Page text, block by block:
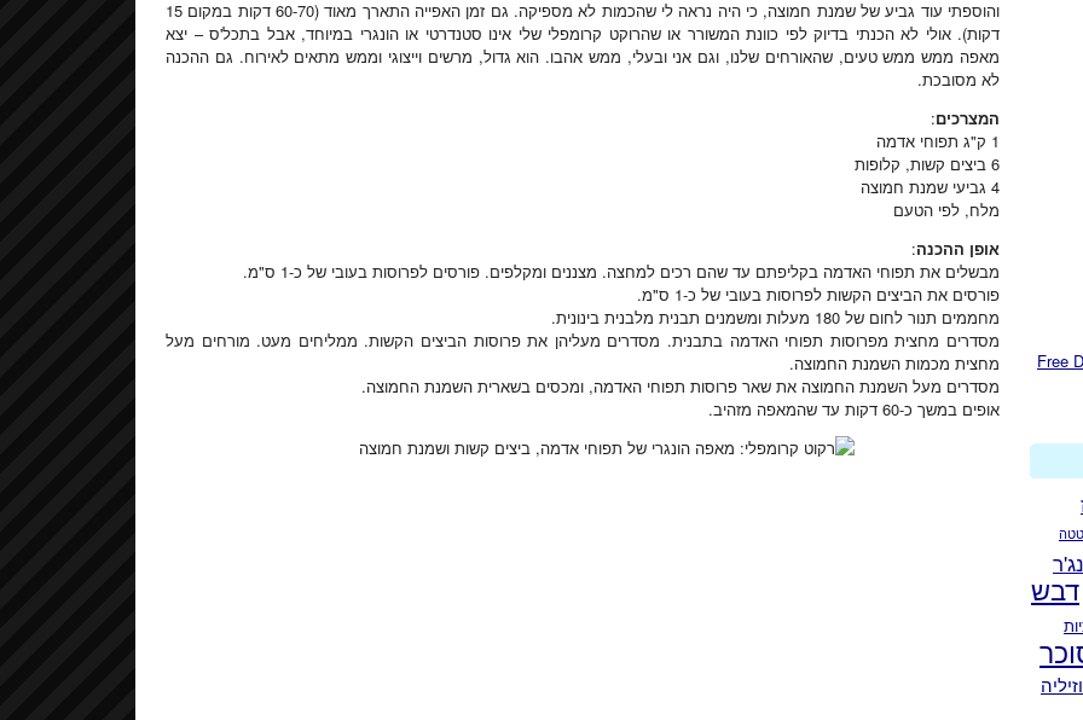
והוספתי עוד גביע של שמנת חמוצה, כי היה נראה לי שהכמות לא מספיקה. גם זמן האפייה התארך מאוד (60-70 דקות במקום 15
דקות). אולי לא הכנתי בדיוק לפי כוונת המשורר או שהרוקט קרומפלי שלי אינו סטנדרטי או הונגרי במיוחד, אבל בתכל'ס – יצא
מאפה ממש ממש טעים, שהאורחים שלנו, וגם אני ובעלי, ממש אהבו. הוא גדול, מרשים וייצוגי וממש מתאים לאירוח. גם ההכנה
לא מסובכת.
המצרכים:
1 ק"ג תפוחי אדמה
6 ביצים קשות, קלופות
4 גביעי שמנת חמוצה
מלח, לפי הטעם
אופן ההכנה:
מבשלים את תפוחי האדמה בקליפתם עד שהם רכים למחצה. מצננים ומקלפים. פורסים לפרוסות בעובי של כ-1 ס"מ.
פורסים את הביצים הקשות לפרוסות בעובי של כ-1 ס"מ.
מחממים תנור לחום של 180 מעלות ומשמנים תבנית מלבנית בינונית.
מסדרים מחצית מפרוסות תפוחי האדמה בתבנית. מסדרים מעליהן את פרוסות הביצים הקשות. ממליחים מעט. מורחים מעל
מחצית מכמות השמנת החמוצה.
מסדרים מעל השמנת החמוצה את שאר פרוסות תפוחי האדמה, ומכסים בשארית השמנת החמוצה.
אופים במשך כ-60 דקות עד שהמאפה מזהיב.
דבש